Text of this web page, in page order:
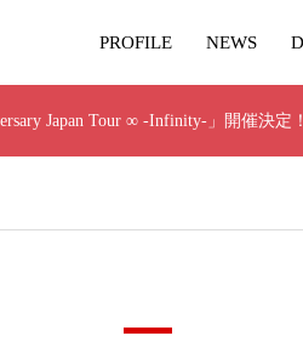
PROFILE NEWS
Japan Tour ∞ -Infinity-」開催決定！